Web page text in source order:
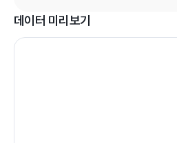
데이터 미리보기